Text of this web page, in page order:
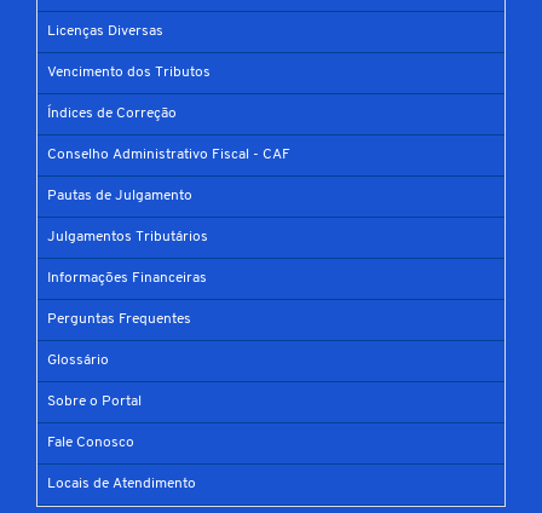
Licenças Diversas
Vencimento dos Tributos
Índices de Correção
Conselho Administrativo Fiscal - CAF
Pautas de Julgamento
Julgamentos Tributários
Informações Financeiras
Perguntas Frequentes
Glossário
Sobre o Portal
Fale Conosco
Locais de Atendimento